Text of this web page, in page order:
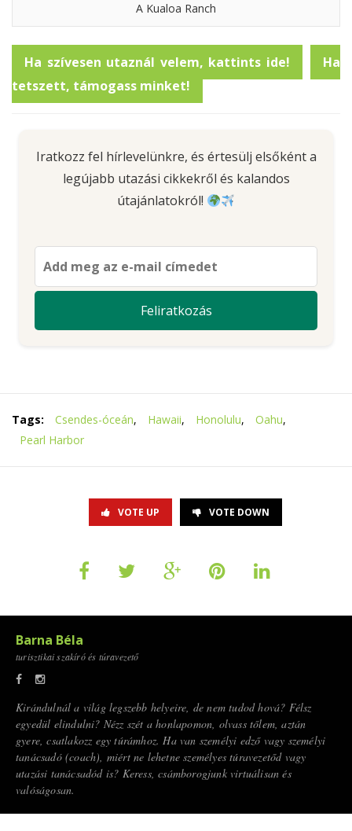
A Kualoa Ranch
Ha szívesen utaznál velem, kattints ide!
Ha
tetszett, támogass minket!
Iratkozz fel hírlevelünkre, és értesülj elsőként a
legújabb utazási cikkekről és kalandos
útajánlatokról!
Tags: Csendes-óceán, Hawaii, Honolulu, Oahu,
Pearl Harbor
VOTE UP VOTE DOWN
Barna Béla
turisztikai szakíró és túravezető
Kirándulnál a világ legszebb helyeire, de nem tudod hová? Félsz
egyedül elindulni? Nézz szét a honlapomon, olvass tőlem, aztán
gyere, csatlakozz egy túrámhoz. Ha van személyi edző vagy személyi
tanácsadó (coach), miért ne lehetne személyes túravezetőd vagy
utazási tanácsadód is? Keress, csámborogjunk virtuálisan és
valóságosan.